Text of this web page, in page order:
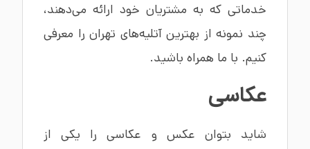
خدماتی که به مشتریان خود ارائه می‌دهند،
چند نمونه از بهترین آتلیه‌های تهران را معرفی
کنیم. با ما همراه باشید.
عکاسی
شاید بتوان عکس و عکاسی را یکی از